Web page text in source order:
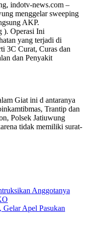
indotv-news.com –
menggelar sweeping
AKP.
). Operasi Ini
yang terjadi di
3C Curat, Curas dan
dan Penyakit
Giat ini d antaranya
Trantip dan
Polsek Jatiuwung
tidak memiliki surat-
Anggotanya
Gelar Apel Pasukan